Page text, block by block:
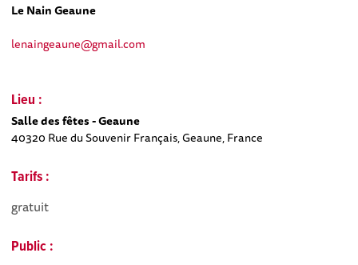
Le Nain Geaune
lenaingeaune@gmail.com
Lieu :
Salle des fêtes - Geaune
40320 Rue du Souvenir Français, Geaune, France
Tarifs :
gratuit
Public :